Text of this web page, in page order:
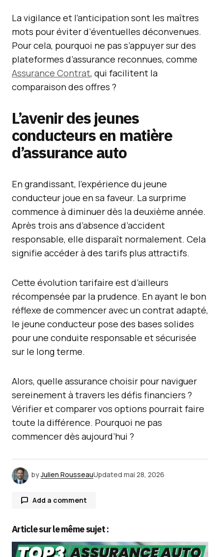
La vigilance et l’anticipation sont les maîtres
mots pour éviter d’éventuelles déconvenues.
Pour cela, pourquoi ne pas s’appuyer sur des
plateformes d’assurance reconnues, comme
Assurance Contrat, qui facilitent la
comparaison des offres ?
L’avenir des jeunes
conducteurs en matière
d’assurance auto
En grandissant, l’expérience du jeune
conducteur joue en sa faveur. La surprime
commence à diminuer dès la deuxième année.
Après trois ans d’absence d’accident
responsable, elle disparaît normalement. Cela
signifie accéder à des tarifs plus attractifs.
Cette évolution tarifaire est d’ailleurs
récompensée par la prudence. En ayant le bon
réflexe de commencer avec un contrat adapté,
le jeune conducteur pose des bases solides
pour une conduite responsable et sécurisée
sur le long terme.
Alors, quelle assurance choisir pour naviguer
sereinement à travers les défis financiers ?
Vérifier et comparer vos options pourrait faire
toute la différence. Pourquoi ne pas
commencer dès aujourd’hui ?
byJulien RousseauUpdated mai 28, 2026
Add a comment
Votre adresse e-mail ne sera pas publiée.Les
champs obligatoires sont indiqués avec*
Article sur le même sujet :